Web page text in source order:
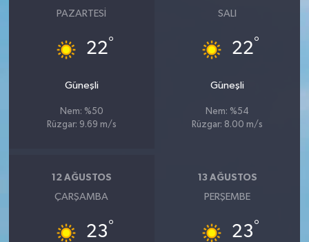
PAZARTESI
22°
Güneşli
Nem: %50
Rüzgar: 9.69 m/s
SALI
22°
Güneşli
Nem: %54
Rüzgar: 8.00 m/s
12 AĞUSTOS
ÇARŞAMBA
23°
13 AĞUSTOS
PERŞEMBE
23°